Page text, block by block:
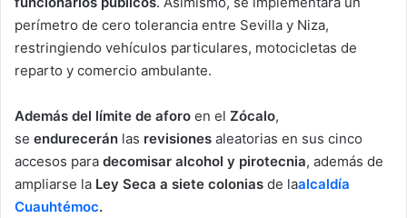
perímetro de cero tolerancia entre Sevilla y Niza,
restringiendo vehículos particulares, motocicletas de
reparto y comercio ambulante.
Además del límite de aforo en el Zócalo,
se endurecerán las revisiones aleatorias en sus cinco
accesos para decomisar alcohol y pirotecnia, además de
ampliarse la Ley Seca a siete colonias de laalcaldía
Cuauhtémoc.